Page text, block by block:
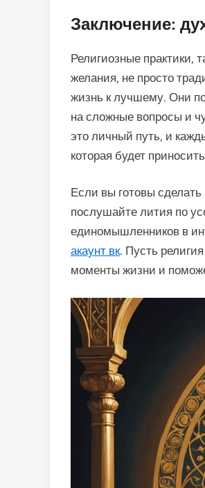
Заключение:
Религиозные практики,
желания, не просто
жизнь к лучшему. Они
на сложные вопросы и
это личный путь, и
которая будет
Если вы готовы
послушайте лития по
единомышленников в
акаунт вк. Пусть
моменты жизни и